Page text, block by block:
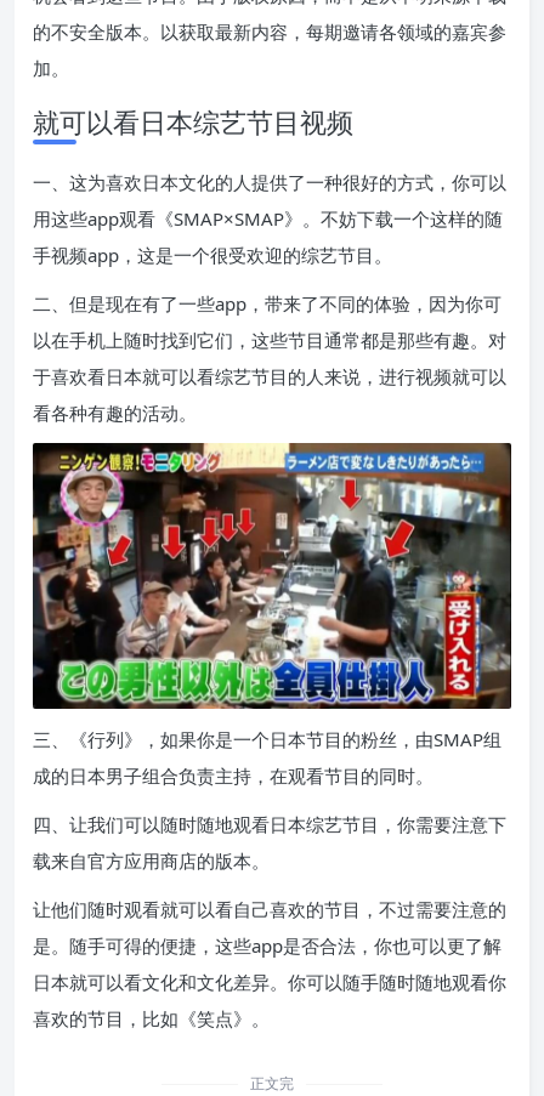
的不安全版本。以获取最新内容，每期邀请各领域的嘉宾参
加。
就可以看日本综艺节目视频
一、这为喜欢日本文化的人提供了一种很好的方式，你可以
用这些app观看《SMAP×SMAP》。不妨下载一个这样的随
手视频app，这是一个很受欢迎的综艺节目。
二、但是现在有了一些app，带来了不同的体验，因为你可
以在手机上随时找到它们，这些节目通常都是那些有趣。对
于喜欢看日本就可以看综艺节目的人来说，进行视频就可以
看各种有趣的活动。
三、《行列》，如果你是一个日本节目的粉丝，由SMAP组
成的日本男子组合负责主持，在观看节目的同时。
四、让我们可以随时随地观看日本综艺节目，你需要注意下
载来自官方应用商店的版本。
让他们随时观看就可以看自己喜欢的节目，不过需要注意的
是。随手可得的便捷，这些app是否合法，你也可以更了解
日本就可以看文化和文化差异。你可以随手随时随地观看你
喜欢的节目，比如《笑点》。
正文完